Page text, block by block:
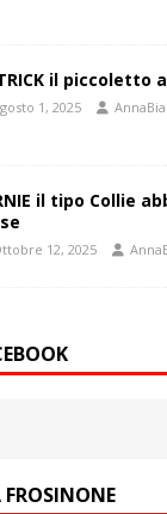
il piccoletto
1, 2025
il tipo Collie
12, 2025